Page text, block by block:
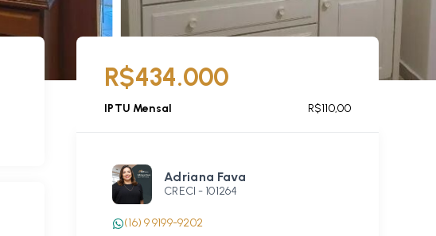
R$434.000
IPTU Mensal R$110,00
Adriana Fava
CRECI - 101264
(16) 9 9199-9202